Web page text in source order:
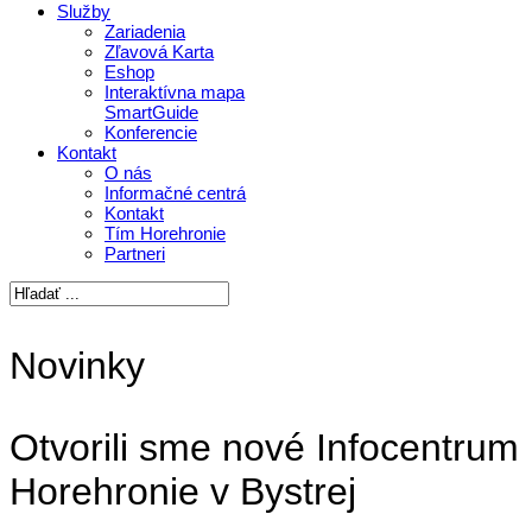
Služby
Zariadenia
Zľavová Karta
Eshop
Interaktívna mapa
SmartGuide
Konferencie
Kontakt
O nás
Informačné centrá
Kontakt
Tím Horehronie
Partneri
Novinky
Otvorili sme nové Infocentrum
Horehronie v Bystrej